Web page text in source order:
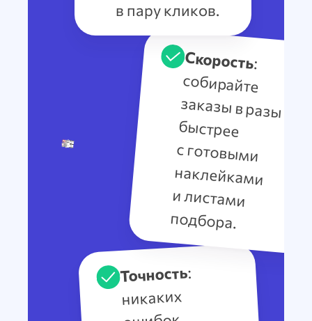
в пару кликов.
Скорость:
собирайте
заказы в разы
быстрее
с готовыми
наклейками
и листами
подбора.
Точность:
никаких